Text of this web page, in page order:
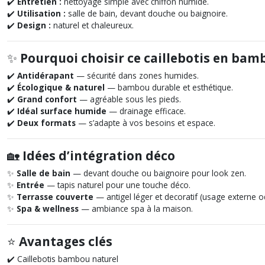
✔️ Utilisation : salle de bain, devant douche ou baignoire.
✔️ Design : naturel et chaleureux.
✨ Pourquoi choisir ce caillebotis en
✔️ Antidérapant — sécurité dans zones humides.
✔️ Écologique & naturel — bambou durable et esthétique.
✔️ Grand confort — agréable sous les pieds.
✔️ Idéal surface humide — drainage efficace.
✔️ Deux formats — s’adapte à vos besoins et espace.
🏡 Idées d’intégration déco
✨ Salle de bain — devant douche ou baignoire pour look zen.
✨ Entrée — tapis naturel pour une touche déco.
✨ Terrasse couverte — antigel léger et decoratif (usage externe
✨ Spa & wellness — ambiance spa à la maison.
⭐ Avantages clés
✔️ Caillebotis bambou naturel